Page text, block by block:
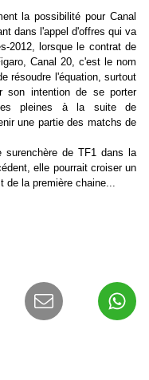
la possibilité pour Canal
dans l'appel d'offres qui va
2012, lorsque le contrat de
Canal 20, c'est le nom
résoudre l'équation, surtout
intention de se porter
pleines à la suite de
une partie des matchs de
de TF1 dans la
elle pourrait croiser un
de la première chaine...